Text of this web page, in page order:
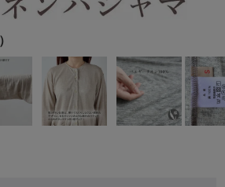
ガールズパジャマ
- New Arrival -
でさがす一覧はこちら
前開き かぶり スリーパー